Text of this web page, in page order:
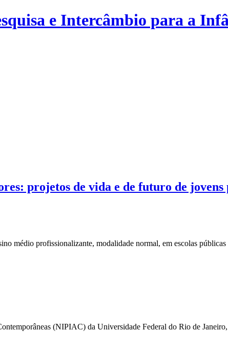
e Intercâmbio para a
projetos de vida e de futuro de
médio profissionalizante, modalidade normal, em escolas
(NIPIAC) da Universidade Federal do Rio de